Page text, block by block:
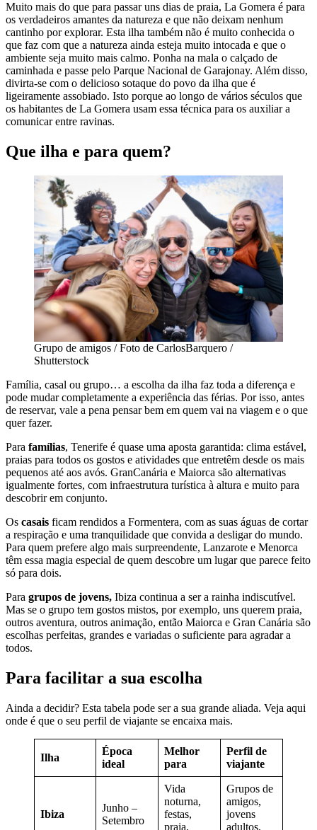
Muito mais do que para passar uns dias de praia, La Gomera é para
os verdadeiros amantes da natureza e que não deixam nenhum
cantinho por explorar. Esta ilha também não é muito conhecida o
que faz com que a natureza ainda esteja muito intocada e que o
ambiente seja muito mais calmo. Ponha na mala o calçado de
caminhada e passe pelo Parque Nacional de Garajonay. Além disso,
divirta-se com o delicioso sotaque do povo da ilha que é
ligeiramente assobiado. Isto porque ao longo de vários séculos que
os habitantes de La Gomera usam essa técnica para os auxiliar a
comunicar entre ravinas.
Que ilha e para quem?
Grupo de amigos / Foto de CarlosBarquero /
Shutterstock
Família, casal ou grupo… a escolha da ilha faz toda a diferença e
pode mudar completamente a experiência das férias. Por isso, antes
de reservar, vale a pena pensar bem em quem vai na viagem e o que
quer fazer.
Para famílias, Tenerife é quase uma aposta garantida: clima estável,
praias para todos os gostos e atividades que entretêm desde os mais
pequenos até aos avós. GranCanária e Maiorca são alternativas
igualmente fortes, com infraestrutura turística à altura e muito para
descobrir em conjunto.
Os casais ficam rendidos a Formentera, com as suas águas de cortar
a respiração e uma tranquilidade que convida a desligar do mundo.
Para quem prefere algo mais surpreendente, Lanzarote e Menorca
têm essa magia especial de quem descobre um lugar que parece feito
só para dois.
Para grupos de jovens, Ibiza continua a ser a rainha indiscutível.
Mas se o grupo tem gostos mistos, por exemplo, uns querem praia,
outros aventura, outros animação, então Maiorca e Gran Canária são
escolhas perfeitas, grandes e variadas o suficiente para agradar a
todos.
Para facilitar a sua escolha
Ainda a decidir? Esta tabela pode ser a sua grande aliada. Veja aqui
onde é que o seu perfil de viajante se encaixa mais.
Ilha
Época
ideal
Melhor
para
Perfil de
viajante
Ibiza
Junho –
Setembro
Vida
noturna,
festas,
praia,
Grupos de
amigos,
jovens
adultos,